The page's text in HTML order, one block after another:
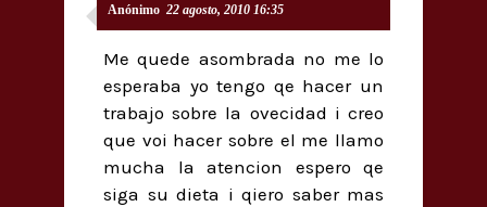
Anónimo 22 agosto, 2010 16:35
Me quede asombrada no me lo
esperaba yo tengo qe hacer un
trabajo sobre la ovecidad i creo
que voi hacer sobre el me llamo
mucha la atencion espero qe
siga su dieta i qiero saber mas